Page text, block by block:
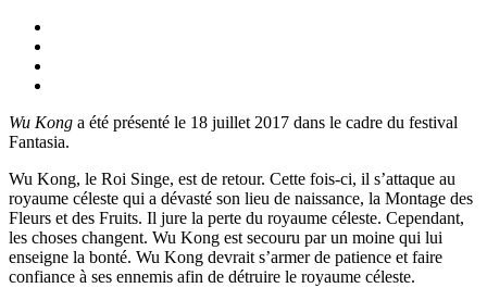
Wu Kong a été présenté le 18 juillet 2017 dans le cadre du festival
Fantasia.
Wu Kong, le Roi Singe, est de retour. Cette fois-ci, il s’attaque au
royaume céleste qui a dévasté son lieu de naissance, la Montage des
Fleurs et des Fruits. Il jure la perte du royaume céleste. Cependant,
les choses changent. Wu Kong est secouru par un moine qui lui
enseigne la bonté. Wu Kong devrait s’armer de patience et faire
confiance à ses ennemis afin de détruire le royaume céleste.